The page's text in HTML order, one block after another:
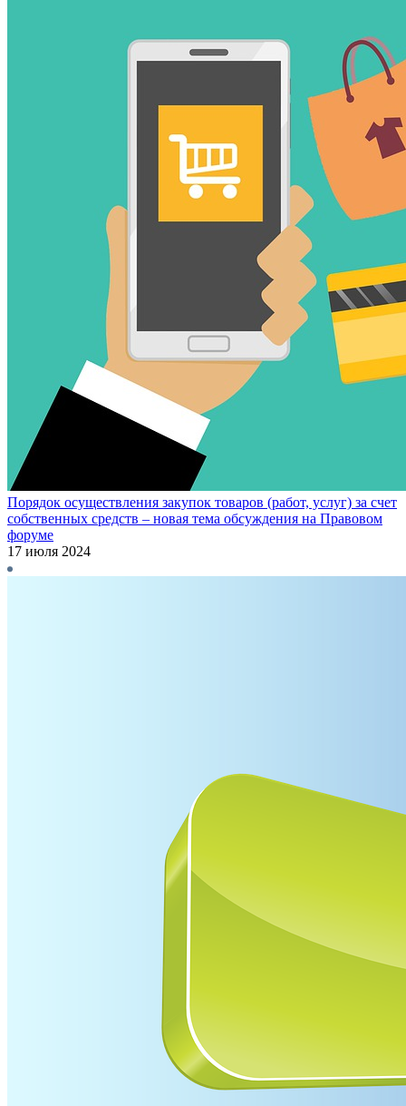
Порядок осуществления закупок товаров (работ, услуг) за счет
собственных средств – новая тема обсуждения на Правовом
форуме
17 июля 2024